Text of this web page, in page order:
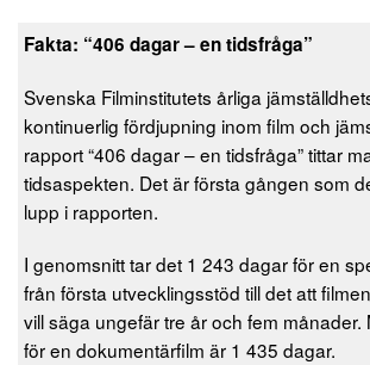
Fakta: “406 dagar – en tidsfråga”
Svenska Filminstitutets årliga
kontinuerlig fördjupning inom film och
rapport “406 dagar – en tidsfråga” tittar
tidsaspekten. Det är första gången som
lupp i rapporten.
I genomsnitt tar det 1 243 dagar för en
från första utvecklingsstöd till det att
vill säga ungefär tre år och fem månader.
för en dokumentärfilm är 1 435 dagar.